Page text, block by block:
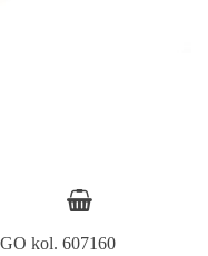
kol. 607160